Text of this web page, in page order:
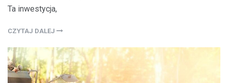
Ta inwestycja,
CZYTAJ DALEJ